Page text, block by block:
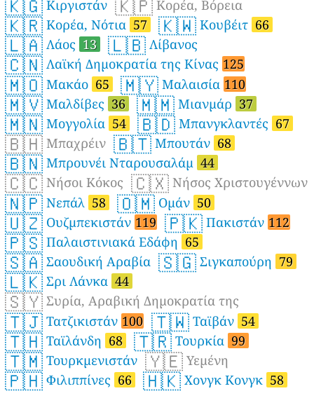
🇰🇬 Κιργιστάν 🇰🇵 Κορέα, Βόρεια
🇰🇷 Κορέα, Νότια 57 🇰🇼 Κουβέιτ 66
🇱🇦 Λάος 13 🇱🇧 Λίβανος
🇨🇳 Λαϊκή Δημοκρατία της Κίνας 125
🇲🇴 Μακάο 65 🇲🇾 Μαλαισία 110
🇲🇻 Μαλδίβες 36 🇲🇲 Μιανμάρ 37
🇲🇳 Μογγολία 54 🇧🇩 Μπανγκλαντές 67
🇧🇭 Μπαχρέιν 🇧🇹 Μπουτάν 68
🇧🇳 Μπρουνέι Νταρουσαλάμ 44
🇨🇨 Νήσοι Κόκος 🇨🇽 Νήσος Χριστουγέννων
🇳🇵 Νεπάλ 58 🇴🇲 Ομάν 50
🇺🇿 Ουζμπεκιστάν 119 🇵🇰 Πακιστάν 112
🇵🇸 Παλαιστινιακά Εδάφη 65
🇸🇦 Σαουδική Αραβία 🇸🇬 Σιγκαπούρη 79
🇱🇰 Σρι Λάνκα 44
🇸🇾 Συρία, Αραβική Δημοκρατία της
🇹🇯 Τατζικιστάν 100 🇹🇼 Ταϊβάν 54
🇹🇭 Ταϊλάνδη 68 🇹🇷 Τουρκία 99
🇹🇲 Τουρκμενιστάν 🇾🇪 Υεμένη
🇵🇭 Φιλιππίνες 66 🇭🇰 Χονγκ Κονγκ 58